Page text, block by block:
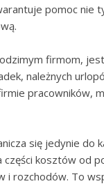
pomoc
firmom,
należnych
pracowników,
się jedynie
kosztów od
i rozchodów. To